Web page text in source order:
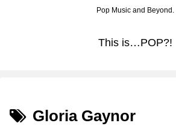
Pop Music and Beyond.
This is…POP?!
Gloria Gaynor